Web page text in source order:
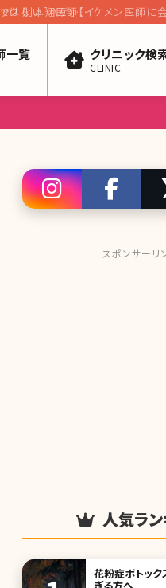
イケメン医師に会いたい! 第十九
一覧 クリニック検
CLINIC
スポンサーリ
人気ラ
花粉症ボトッ